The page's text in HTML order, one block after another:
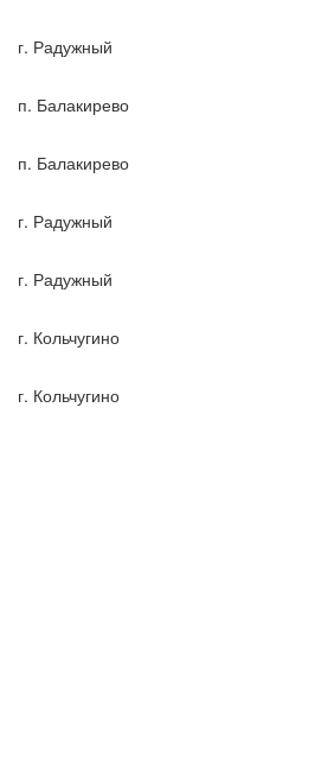
г. Радужный
п. Балакирево
п. Балакирево
г. Радужный
г. Радужный
г. Кольчугино
г. Кольчугино